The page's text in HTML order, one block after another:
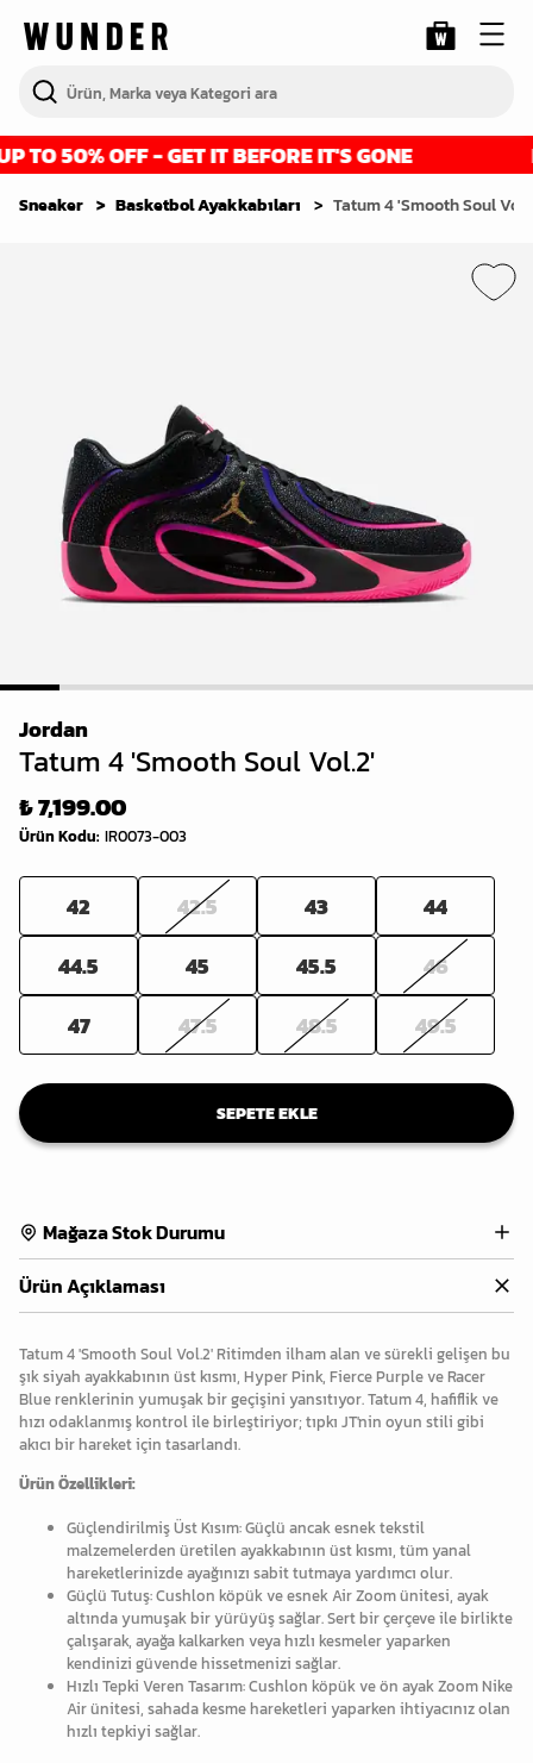
50% OFF - GET IT BEFORE IT'S GONE
Sneaker Basketbol Ayakkabıları Tatum 4 'Smooth Soul
1 2 3 4 5 6 7 8 9
Jordan
Tatum 4 'Smooth Soul Vol.2'
₺ 7,199.00
Ürün Kodu: IR0073-003
42 42.5 43
44
44.5
45 45.5
46
47
47.5 48.5 49.5
SEPETE EKLE
Mağaza Stok Durumu
Ürün Açıklaması
Tatum 4 'Smooth Soul Vol.2' Ritimden ilham alan ve sürekli gelişen bu
şık siyah ayakkabının üst kısmı, Hyper Pink, Fierce Purple ve Racer
Blue renklerinin yumuşak bir geçişini yansıtıyor. Tatum 4, hafiflik ve
hızı odaklanmış kontrol ile birleştiriyor; tıpkı JT'nin oyun stili gibi
akıcı bir hareket için tasarlandı.
Ürün Özellikleri:
Güçlendirilmiş Üst Kısım: Güçlü ancak esnek tekstil
malzemelerden üretilen ayakkabının üst kısmı, tüm yanal
hareketlerinizde ayağınızı sabit tutmaya yardımcı olur.
Güçlü Tutuş: Cushlon köpük ve esnek Air Zoom ünitesi, ayak
altında yumuşak bir yürüyüş sağlar. Sert bir çerçeve ile birlikte
çalışarak, ayağa kalkarken veya hızlı kesmeler yaparken
kendinizi güvende hissetmenizi sağlar.
Hızlı Tepki Veren Tasarım: Cushlon köpük ve ön ayak Zoom Nike
Air ünitesi, sahada kesme hareketleri yaparken ihtiyacınız olan
hızlı tepkiyi sağlar.